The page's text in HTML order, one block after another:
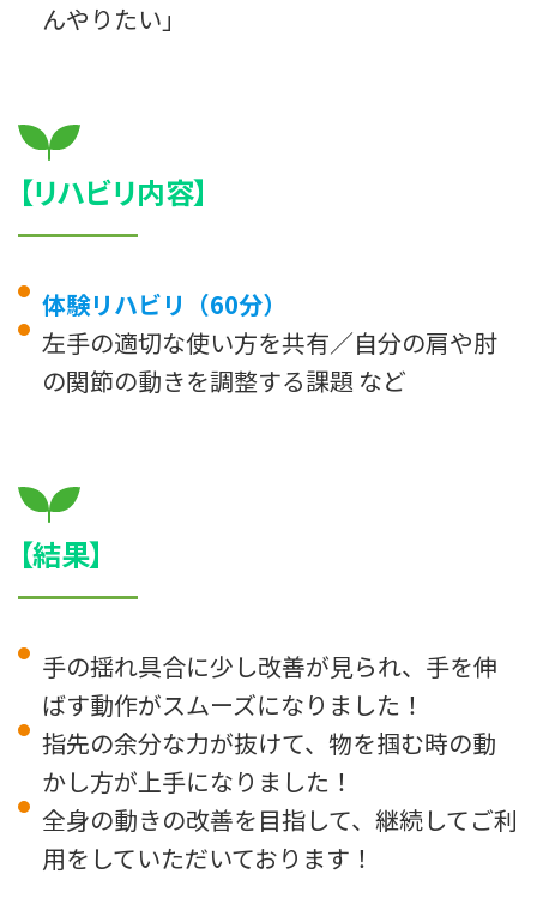
んやりたい」
【リハビリ内容】
体験リハビリ（60分）
左手の適切な使い方を共有／自分の肩や肘
の関節の動きを調整する課題 など
【結果】
手の揺れ具合に少し改善が見られ、手を伸
ばす動作がスムーズになりました！
指先の余分な力が抜けて、物を掴む時の動
かし方が上手になりました！
全身の動きの改善を目指して、継続してご利
用をしていただいております！